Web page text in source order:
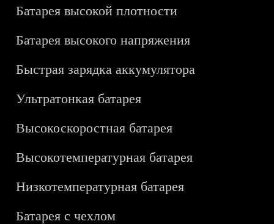
Батарея высокой плотности
Батарея высокого напряжения
Быстрая зарядка аккумулятора
Ультратонкая батарея
Высокоскоростная батарея
Высокотемпературная батарея
Низкотемпературная батарея
Батарея с чехлом